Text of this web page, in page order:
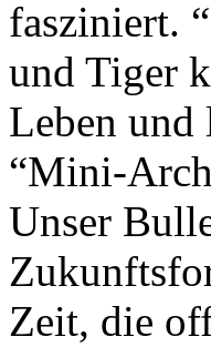
fasziniert.
und Tiger
Leben und
“Mini-
Unser
Zeit, die